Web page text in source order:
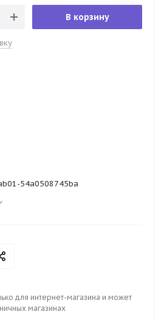
В корзину
54a0508745ba
для интернет-магазина и может
магазинах